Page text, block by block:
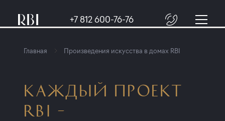
+7 812 600-76-76
Главная Произведения искусства в домах RBI
КАЖДЫЙ ПРОЕКТ
RBI –